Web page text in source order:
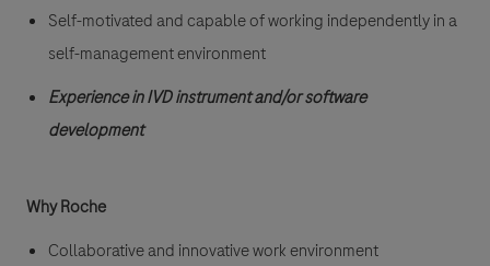
Self-motivated and capable of working independently in a
self-management environment
Experience in IVD instrument and/or software
development
Why Roche
Collaborative and innovative work environment